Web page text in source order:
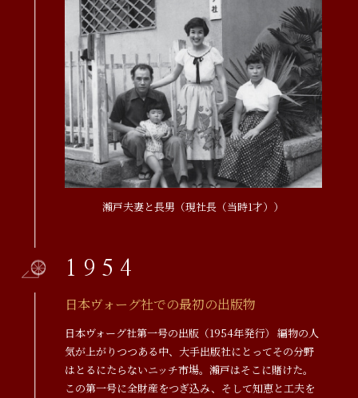
瀨戸夫妻と長男（現社長（当時1才））
1954
日本ヴォーグ社での最初の出版物
日本ヴォーグ社第一号の出版（1954年発行） 編物の人
気が上がりつつある中、大手出版社にとってその分野
はとるにたらないニッチ市場。瀨戸はそこに賭けた。
この第一号に全財産をつぎ込み、そして知恵と工夫を